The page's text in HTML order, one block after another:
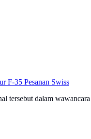
F-35 Pesanan Swiss
tersebut dalam